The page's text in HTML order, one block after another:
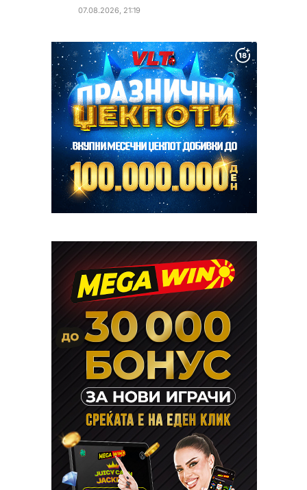
07.08.2026, 21:19